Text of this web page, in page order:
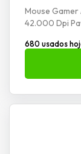
Mouse Gamer
42.000 Dpi
680 usados